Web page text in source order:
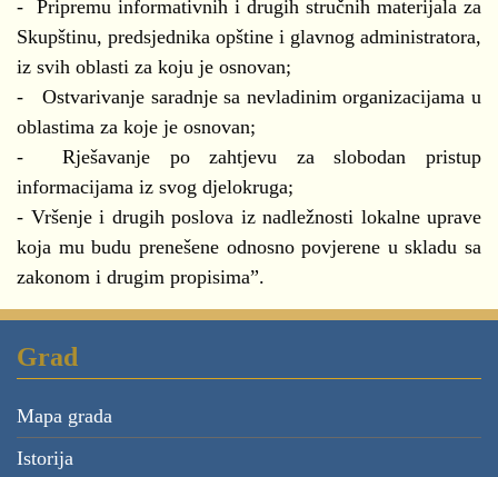
- Pripremu informativnih i drugih stručnih materijala za
Skupštinu, predsjednika opštine i glavnog administratora,
iz svih oblasti za koju je osnovan;
- Ostvarivanje saradnje sa nevladinim organizacijama u
oblastima za koje je osnovan;
- Rješavanje po zahtjevu za slobodan pristup
informacijama iz svog djelokruga;
- Vršenje i drugih poslova iz nadležnosti lokalne uprave
koja mu budu prenešene odnosno povjerene u skladu sa
zakonom i drugim propisima”.
Grad
Mapa grada
Istorija